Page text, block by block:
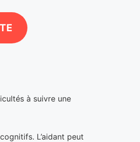
à suivre une
L’aidant peut